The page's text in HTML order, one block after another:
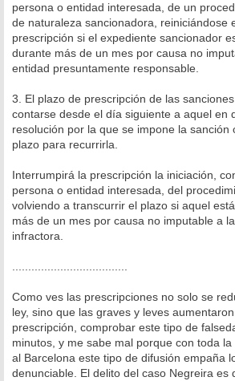
persona o entidad interesada, de un
de naturaleza sancionadora, reiniciándose
prescripción si el expediente sancionador
durante más de un mes por causa no
entidad presuntamente responsable.
3. El plazo de prescripción de las
contarse desde el día siguiente a aquel en
resolución por la que se impone la sanción
plazo para recurrirla.
Interrumpirá la prescripción la iniciación,
persona o entidad interesada, del
volviendo a transcurrir el plazo si aquel
más de un mes por causa no imputable a
infractora.
....................................
Como ves las prescripciones no solo se
ley, sino que las graves y leves
prescripción, comprobar este tipo de
minutos, y me sabe mal porque con toda
al Barcelona este tipo de difusión empaña
denunciable. El delito del caso Negreira es